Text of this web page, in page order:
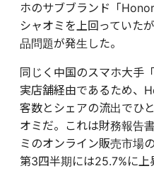
ホのサブブランド「
シャオミを上回っていた
品問題が発生した。
同じく中国のスマホ大手
実店舗経由であるため、
客数とシェアの流出でひ
オミだ。これは財務報告
ミのオンライン販売市場
第3四半期には25.7%に上